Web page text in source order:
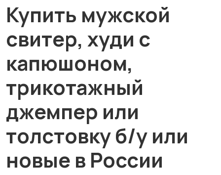
Купить мужской
свитер, худи с
капюшоном,
трикотажный
джемпер или
толстовку б/у или
новые в России